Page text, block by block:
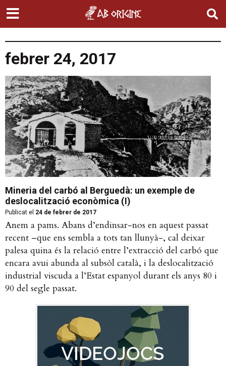
febrer 24, 2017
Mineria del carbó al Berguedà: un exemple de
deslocalització econòmica (I)
Publicat el 24 de febrer de 2017
Anem a pams. Abans d’endinsar-nos en aquest passat
recent –que ens sembla a tots tan llunyà-, cal deixar
palesa quina és la relació entre l’extracció del carbó que
encara avui abunda al subsòl català, i la deslocalització
industrial viscuda a l’Estat espanyol durant els anys 80 i
90 del segle passat.